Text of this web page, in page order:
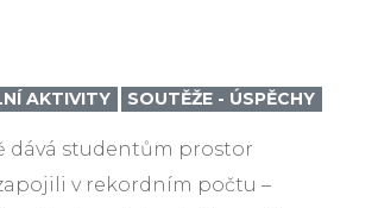
AKTIVITY SOUTĚŽE - ÚSPĚCHY
dává studentům prostor
v rekordním počtu –